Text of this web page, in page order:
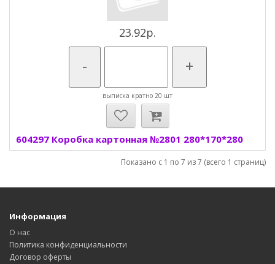
23.92р.
- +
выписка кратно 20 шт
604297 Коробка картонная №2801 280*170*280
Показано с 1 по 7 из 7 (всего 1 страниц)
Информация
О нас
Политика конфиденциальности
Договор оферты